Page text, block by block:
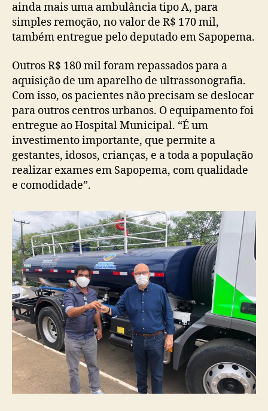
ainda mais uma ambulância tipo A, para
simples remoção, no valor de R$ 170 mil,
também entregue pelo deputado em Sapopema.
Outros R$ 180 mil foram repassados para a
aquisição de um aparelho de ultrassonografia.
Com isso, os pacientes não precisam se deslocar
para outros centros urbanos. O equipamento foi
entregue ao Hospital Municipal. “É um
investimento importante, que permite a
gestantes, idosos, crianças, e a toda a população
realizar exames em Sapopema, com qualidade
e comodidade”.